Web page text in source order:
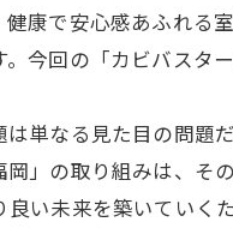
康で安心感あふれる
今回の「カビバスタ
は単なる見た目の問
岡」の取り組みは、そ
い未来を築いていく